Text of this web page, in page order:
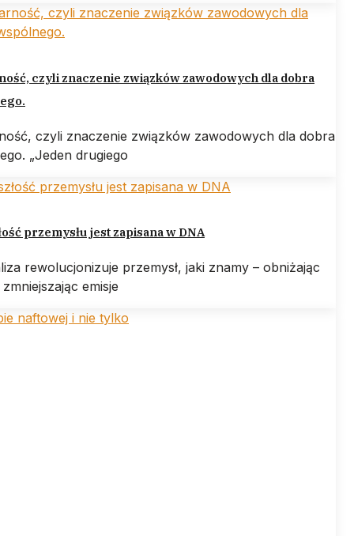
czyli znaczenie związków zawodowych dla dobra
czyli znaczenie związków zawodowych dla dobra
„Jeden drugiego
przemysłu jest zapisana w DNA
rewolucjonizuje przemysł, jaki znamy – obniżając
emisje